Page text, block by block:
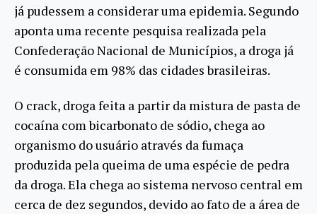
já pudessem a considerar uma epidemia. Segundo
aponta uma recente pesquisa realizada pela
Confederação Nacional de Municípios, a droga já
é consumida em 98% das cidades brasileiras.
O crack, droga feita a partir da mistura de pasta de
cocaína com bicarbonato de sódio, chega ao
organismo do usuário através da fumaça
produzida pela queima de uma espécie de pedra
da droga. Ela chega ao sistema nervoso central em
cerca de dez segundos, devido ao fato de a área de